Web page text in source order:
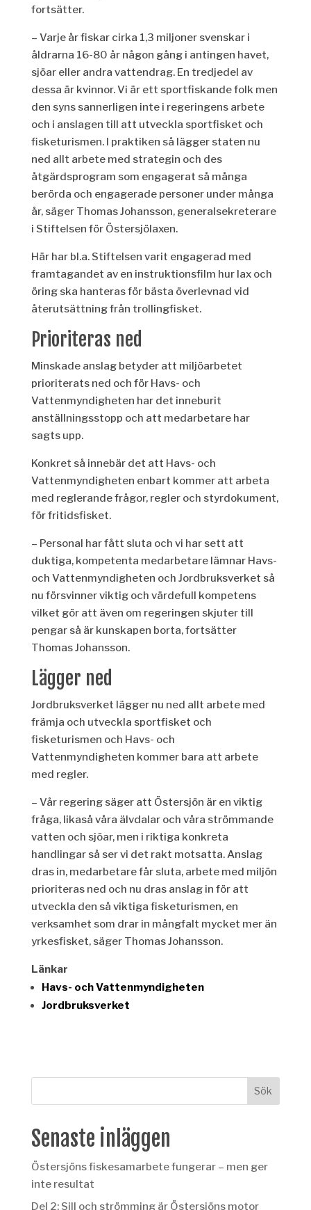
fortsätter.
– Varje år fiskar cirka 1,3 miljoner svenskar i
åldrarna 16-80 år någon gång i antingen havet,
sjöar eller andra vattendrag. En tredjedel av
dessa är kvinnor. Vi är ett sportfiskande folk men
den syns sannerligen inte i regeringens arbete
och i anslagen till att utveckla sportfisket och
fisketurismen. I praktiken så lägger staten nu
ned allt arbete med strategin och des
åtgärdsprogram som engagerat så många
berörda och engagerade personer under många
år, säger Thomas Johansson, generalsekreterare
i Stiftelsen för Östersjölaxen.
Här har bl.a. Stiftelsen varit engagerad med
framtagandet av en instruktionsfilm hur lax och
öring ska hanteras för bästa överlevnad vid
återutsättning från trollingfisket.
Prioriteras ned
Minskade anslag betyder att miljöarbetet
prioriterats ned och för Havs- och
Vattenmyndigheten har det inneburit
anställningsstopp och att medarbetare har
sagts upp.
Konkret så innebär det att Havs- och
Vattenmyndigheten enbart kommer att arbeta
med reglerande frågor, regler och styrdokument,
för fritidsfisket.
– Personal har fått sluta och vi har sett att
duktiga, kompetenta medarbetare lämnar Havs-
och Vattenmyndigheten och Jordbruksverket så
nu försvinner viktig och värdefull kompetens
vilket gör att även om regeringen skjuter till
pengar så är kunskapen borta, fortsätter
Thomas Johansson.
Lägger ned
Jordbruksverket lägger nu ned allt arbete med
främja och utveckla sportfisket och
fisketurismen och Havs- och
Vattenmyndigheten kommer bara att arbete
med regler.
– Vår regering säger att Östersjön är en viktig
fråga, likaså våra älvdalar och våra strömmande
vatten och sjöar, men i riktiga konkreta
handlingar så ser vi det rakt motsatta. Anslag
dras in, medarbetare får sluta, arbete med miljön
prioriteras ned och nu dras anslag in för att
utveckla den så viktiga fisketurismen, en
verksamhet som drar in mångfalt mycket mer än
yrkesfisket, säger Thomas Johansson.
Länkar
Havs- och Vattenmyndigheten
Jordbruksverket
Senaste inläggen
Östersjöns fiskesamarbete fungerar – men ger
inte resultat
Del 2: Sill och strömming är Östersjöns motor